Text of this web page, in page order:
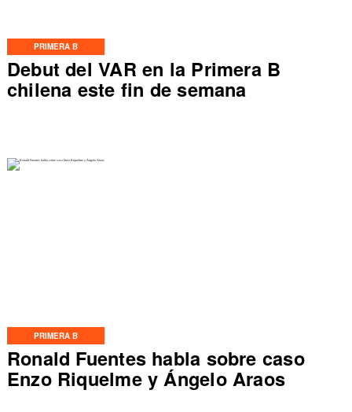
PRIMERA B
Debut del VAR en la Primera B
chilena este fin de semana
PRIMERA B
Ronald Fuentes habla sobre caso
Enzo Riquelme y Ángelo Araos